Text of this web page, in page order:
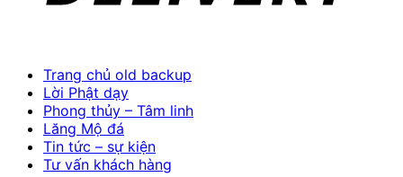
Trang chủ old backup
Lời Phật dạy
Phong thủy – Tâm linh
Lăng Mộ đá
Tin tức – sự kiện
Tư vấn khách hàng